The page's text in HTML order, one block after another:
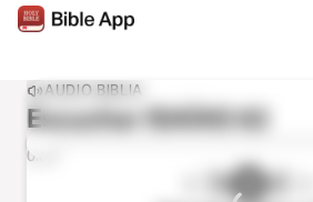
AUDIO BIBLIA
Escuchar ISAÍAS 62
0:00